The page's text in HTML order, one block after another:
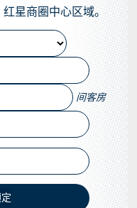
星商圈中心区域。
间客房